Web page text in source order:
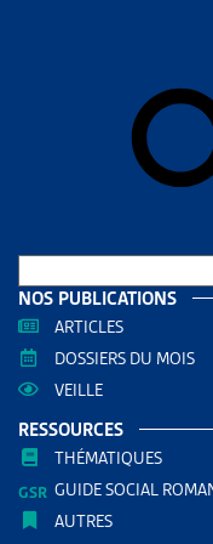
NOS PUBLICATIONS
ARTICLES
DOSSIERS DU MOIS
VEILLE
RESSOURCES
THÉMATIQUES
GUIDE SOCIAL
AUTRES